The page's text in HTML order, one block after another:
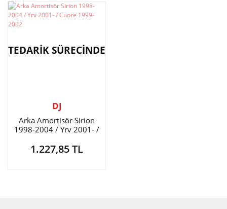
TEDARİK SÜRECİNDE
DJ
Arka Amortisör Sirion
1998-2004 / Yrv 2001- /
1.227,85 TL